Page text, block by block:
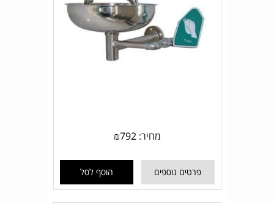
מחיר: ₪792
פרטים נוספים הוסף לסל